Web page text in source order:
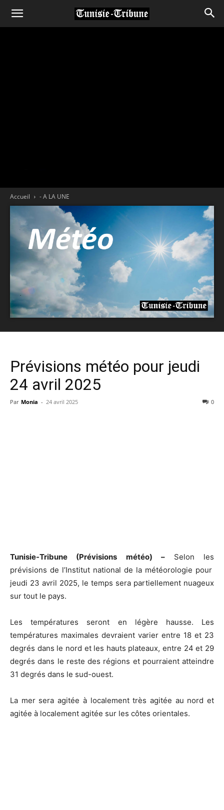
Accueil - A LA UNE
Prévisions météo pour jeudi
24 avril 2025
Par Monia - 24 avril 2025 0
Tunisie-Tribune (Prévisions météo) – Selon les
prévisions de l’Institut national de la météorologie pour
jeudi 23 avril 2025, le temps sera partiellement nuageux
sur tout le pays.
Les températures seront en légère hausse. Les
températures maximales devraient varier entre 18 et 23
degrés dans le nord et les hauts plateaux, entre 24 et 29
degrés dans le reste des régions et pourraient atteindre
31 degrés dans le sud-ouest.
La mer sera agitée à localement très agitée au nord et
agitée à localement agitée sur les côtes orientales.